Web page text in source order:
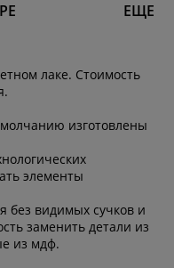
ЕЩЕ
лаке. Стоимость
изготовлены
элементы
без видимых сучков и
заменить детали из
из мдф.